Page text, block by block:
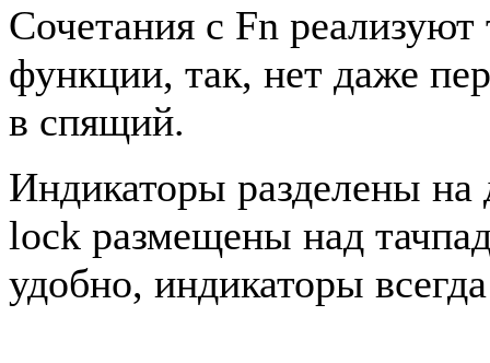
Сочетания с Fn
функции, так, нет даже
в спящий.
Индикаторы разделены
lock размещены над
удобно, индикаторы